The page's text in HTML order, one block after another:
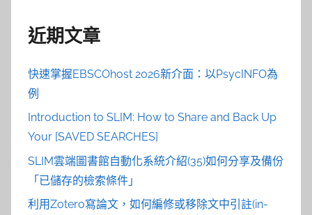
近期文章
快速掌握EBSCOhost 2026新介面：以PsycINFO為
例
Introduction to SLIM: How to Share and Back Up
Your [SAVED SEARCHES]
SLIM雲端圖書館自動化系統介紹(35)如何分享及備份
「已儲存的檢索條件」
利用Zotero寫論文，如何編修或移除文中引註(in-